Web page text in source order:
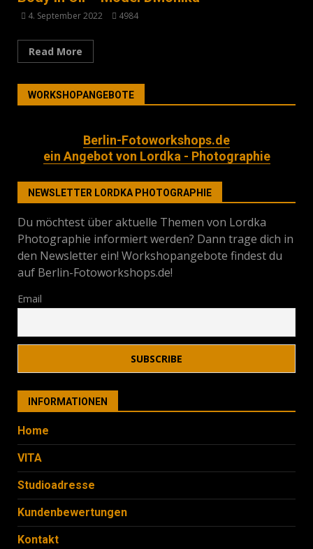
4. September 2022 4984
Read More
WORKSHOPANGEBOTE
Berlin-Fotoworkshops.de
ein Angebot von Lordka - Photographie
NEWSLETTER LORDKA PHOTOGRAPHIE
Du möchtest über aktuelle Themen von Lordka
Photographie informiert werden? Dann trage dich in
den Newsletter ein! Workshopangebote findest du
auf Berlin-Fotoworkshops.de!
Email
INFORMATIONEN
Home
VITA
Studioadresse
Kundenbewertungen
Kontakt